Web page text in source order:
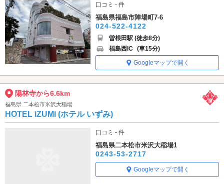
口コミ - 件
福島県福島市陣場町7-6
024-522-4122
曽根田駅 (徒歩8分)
福島西IC (車15分)
Googleマップで開く
陽林寺から6.6km
福島県 二本松市米沢大稲場
HOTEL iZUMi (ホテル いずみ)
口コミ - 件
福島県二本松市米沢大稲場1
0243-53-2717
Googleマップで開く